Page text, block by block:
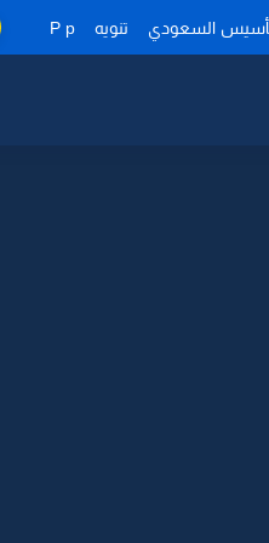
السعودي تنويه P p